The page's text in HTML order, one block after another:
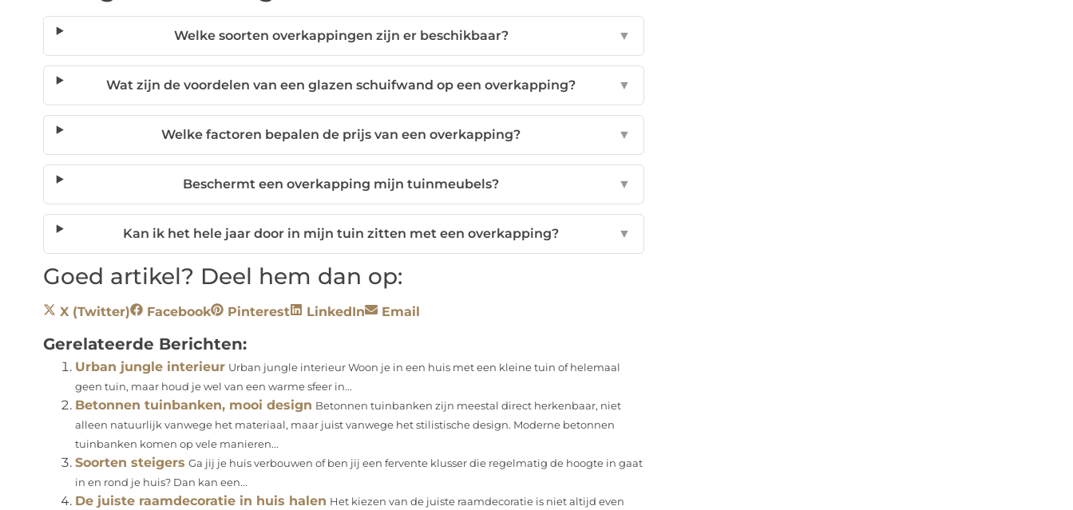
Welke soorten overkappingen zijn er beschikbaar? ▼
Wat zijn de voordelen van een glazen schuifwand op een overkapping? ▼
Welke factoren bepalen de prijs van een overkapping? ▼
Beschermt een overkapping mijn tuinmeubels? ▼
Kan ik het hele jaar door in mijn tuin zitten met een overkapping? ▼
Goed artikel? Deel hem dan op:
X (Twitter) Facebook Pinterest LinkedIn Email
Gerelateerde Berichten:
Urban jungle interieur Urban jungle interieur Woon je in een huis met een kleine tuin of helemaal
geen tuin, maar houd je wel van een warme sfeer in...
Betonnen tuinbanken, mooi design Betonnen tuinbanken zijn meestal direct herkenbaar, niet
alleen natuurlijk vanwege het materiaal, maar juist vanwege het stilistische design. Moderne betonnen
tuinbanken komen op vele manieren...
Soorten steigers Ga jij je huis verbouwen of ben jij een fervente klusser die regelmatig de hoogte in gaat
in en rond je huis? Dan kan een...
De juiste raamdecoratie in huis halen Het kiezen van de juiste raamdecoratie is niet altijd even